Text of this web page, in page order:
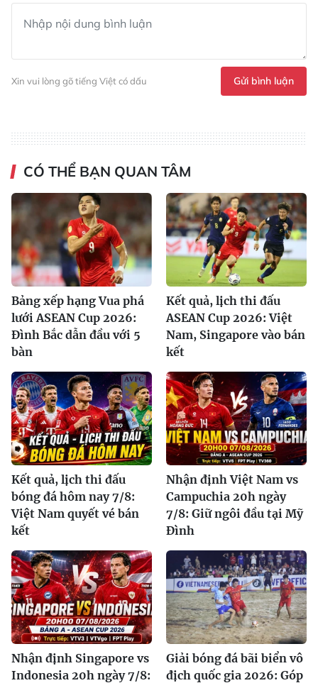
Xin vui lòng gõ tiếng Việt có dấu Gửi bình luận
CÓ THỂ BẠN QUAN TÂM
Bảng xếp hạng Vua phá
lưới ASEAN Cup 2026:
Đình Bắc dẫn đầu với 5
bàn
Kết quả, lịch thi đấu
ASEAN Cup 2026: Việt
Nam, Singapore vào bán
kết
Kết quả, lịch thi đấu
bóng đá hôm nay 7/8:
Việt Nam quyết vé bán
kết
Nhận định Việt Nam vs
Campuchia 20h ngày
7/8: Giữ ngôi đầu tại Mỹ
Đình
Nhận định Singapore vs
Indonesia 20h ngày 7/8:
Giải bóng đá bãi biển vô
địch quốc gia 2026: Góp